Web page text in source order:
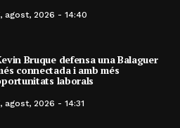
agost, 2026 - 14:40
Bruque defensa una Balaguer
connectada i amb més
laborals
agost, 2026 - 14:31